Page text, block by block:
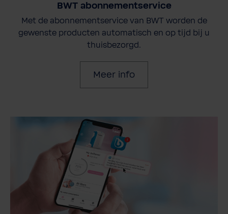
BWT abonnementservice
Met de abonnementservice van BWT worden de
gewenste producten automatisch en op tijd bij u
thuisbezorgd.
Meer info